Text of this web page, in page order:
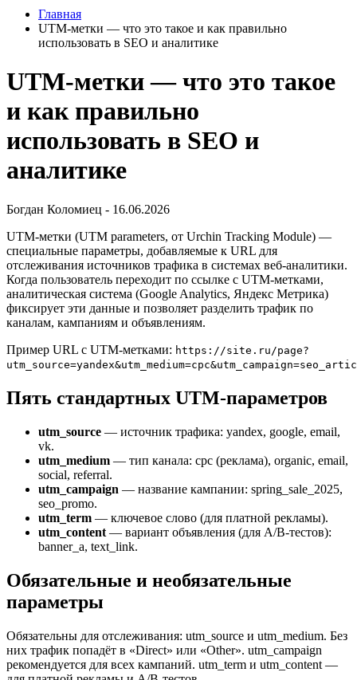
Главная
UTM-метки — что это такое и как правильно
использовать в SEO и аналитике
UTM-метки — что это такое
и как правильно
использовать в SEO и
аналитике
Богдан Коломиец - 16.06.2026
UTM-метки (UTM parameters, от Urchin Tracking Module) —
специальные параметры, добавляемые к URL для
отслеживания источников трафика в системах веб-аналитики.
Когда пользователь переходит по ссылке с UTM-метками,
аналитическая система (Google Analytics, Яндекс Метрика)
фиксирует эти данные и позволяет разделить трафик по
каналам, кампаниям и объявлениям.
Пример URL с UTM-метками: https://site.ru/page?
Пять стандартных UTM-параметров
utm_source — источник трафика: yandex, google, email,
vk.
utm_medium — тип канала: cpc (реклама), organic, email,
social, referral.
utm_campaign — название кампании: spring_sale_2025,
seo_promo.
utm_term — ключевое слово (для платной рекламы).
utm_content — вариант объявления (для A/B-тестов):
banner_a, text_link.
Обязательные и необязательные
параметры
Обязательны для отслеживания: utm_source и utm_medium. Без
них трафик попадёт в «Direct» или «Other». utm_campaign
рекомендуется для всех кампаний. utm_term и utm_content —